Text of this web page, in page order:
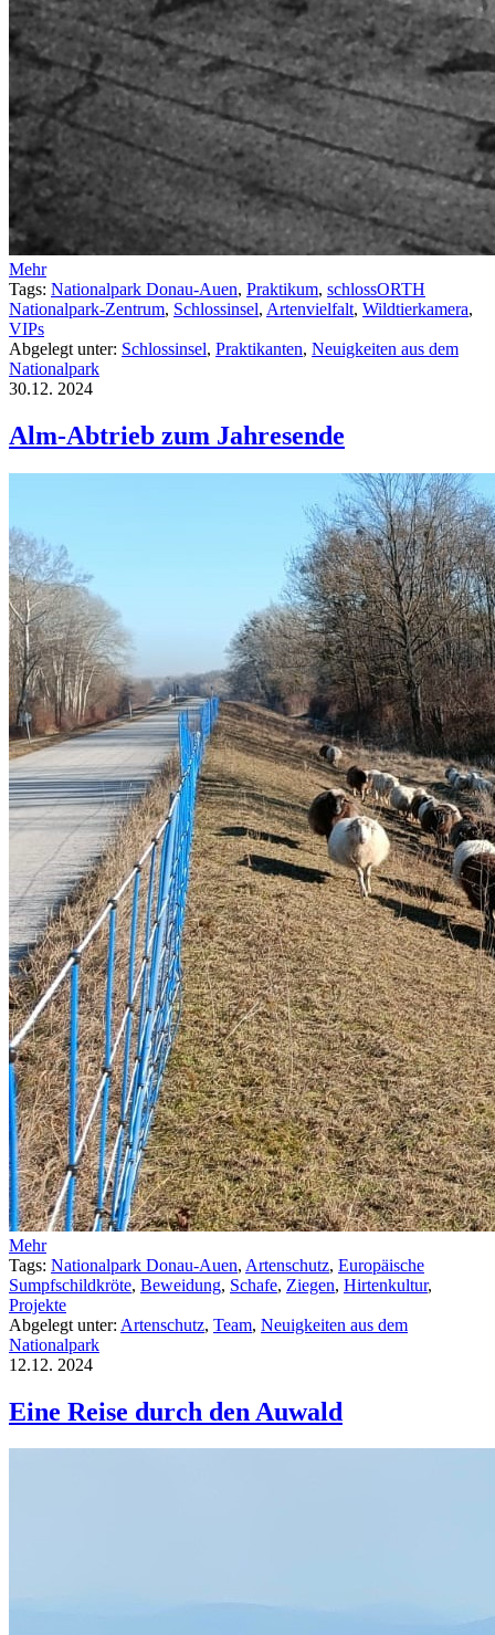
Mehr
Tags: Nationalpark Donau-Auen, Praktikum, schlossORTH
Nationalpark-Zentrum, Schlossinsel, Artenvielfalt, Wildtierkamera,
VIPs
Abgelegt unter: Schlossinsel, Praktikanten, Neuigkeiten aus dem
Nationalpark
30.12. 2024
Alm-Abtrieb zum Jahresende
Mehr
Tags: Nationalpark Donau-Auen, Artenschutz, Europäische
Sumpfschildkröte, Beweidung, Schafe, Ziegen, Hirtenkultur,
Projekte
Abgelegt unter: Artenschutz, Team, Neuigkeiten aus dem
Nationalpark
12.12. 2024
Eine Reise durch den Auwald